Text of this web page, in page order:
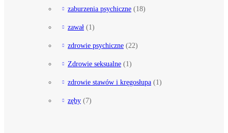
zaburzenia psychiczne (18)
zawał (1)
zdrowie psychiczne (22)
Zdrowie seksualne (1)
zdrowie stawów i kręgosłupa (1)
zęby (7)